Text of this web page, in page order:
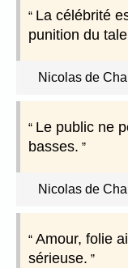
La célébrité
punition du
Nicolas de
Le public ne
basses.
Nicolas de
Amour, folie
sérieuse.